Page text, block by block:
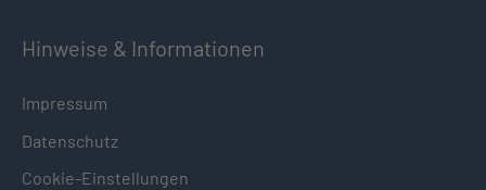
Hinweise & Informationen
Impressum
Datenschutz
Cookie-Einstellungen